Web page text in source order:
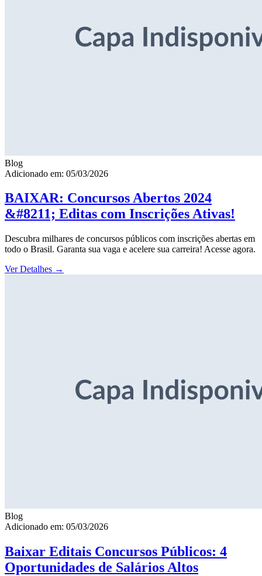
Blog
Adicionado em: 05/03/2026
BAIXAR: Concursos Abertos 2024
&#8211; Editas com Inscrições Ativas!
Descubra milhares de concursos públicos com inscrições abertas em
todo o Brasil. Garanta sua vaga e acelere sua carreira! Acesse agora.
Ver Detalhes →
Blog
Adicionado em: 05/03/2026
Baixar Editais Concursos Públicos: 4
Oportunidades de Salários Altos